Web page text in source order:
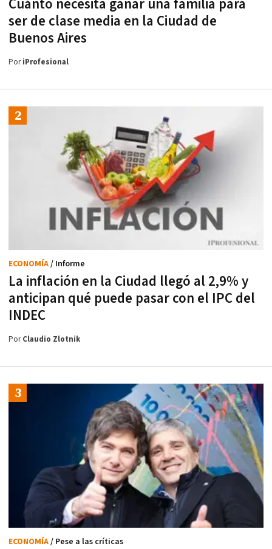
Cuánto necesita ganar una familia para
ser de clase media en la Ciudad de
Buenos Aires
PoriProfesional
La inflación en la Ciudad llegó al 2,9% y
anticipan qué puede pasar con el IPC del
INDEC
ECONOMÍA/ Informe
PorClaudio Zlotnik
ECONOMÍA/ Pese a las críticas